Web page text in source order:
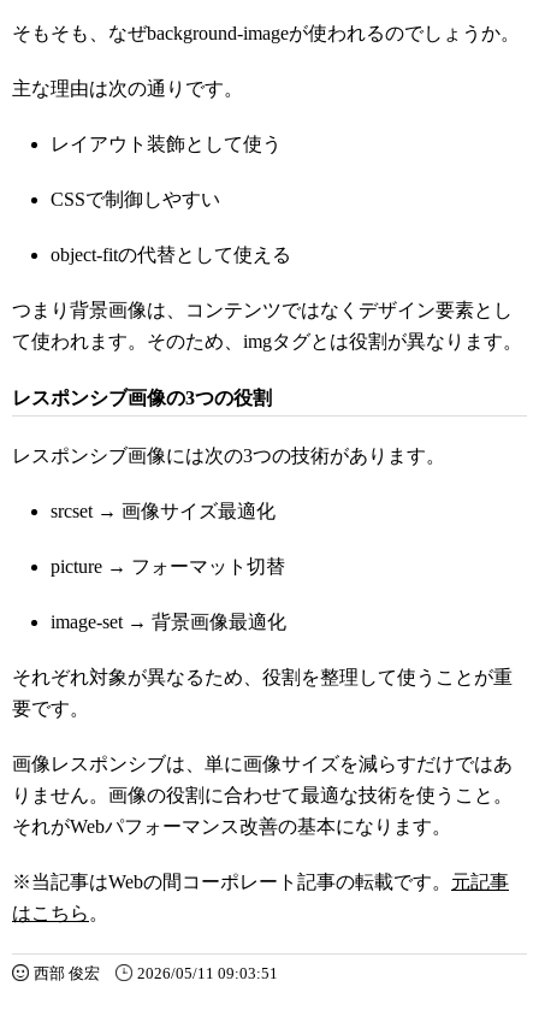
そもそも、なぜbackground-imageが使われるのでしょうか。
主な理由は次の通りです。
レイアウト装飾として使う
CSSで制御しやすい
object-fitの代替として使える
つまり背景画像は、コンテンツではなくデザイン要素とし
て使われます。そのため、imgタグとは役割が異なります。
レスポンシブ画像の3つの役割
レスポンシブ画像には次の3つの技術があります。
srcset → 画像サイズ最適化
picture → フォーマット切替
image-set → 背景画像最適化
それぞれ対象が異なるため、役割を整理して使うことが重
要です。
画像レスポンシブは、単に画像サイズを減らすだけではあ
りません。画像の役割に合わせて最適な技術を使うこと。
それがWebパフォーマンス改善の基本になります。
※当記事はWebの間コーポレート記事の転載です。 元記事
はこちら 。
西部 俊宏 2026/05/11 09:03:51